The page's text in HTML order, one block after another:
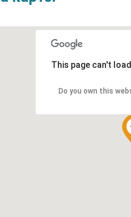
This page can't
Do you own this